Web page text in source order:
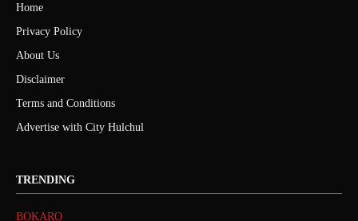
Home
Privacy Policy
About Us
Disclaimer
Terms and Conditions
Advertise with City Hulchul
TRENDING
BOKARO